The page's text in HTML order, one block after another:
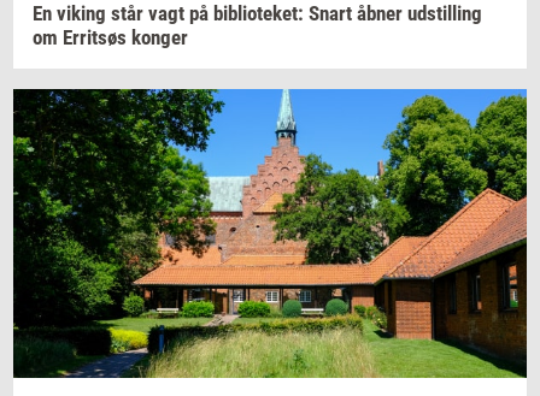
En viking står vagt på bi­bli­o­te­ket: Snart åbner ud­stil­ling
om Er­ritsøs kon­ger